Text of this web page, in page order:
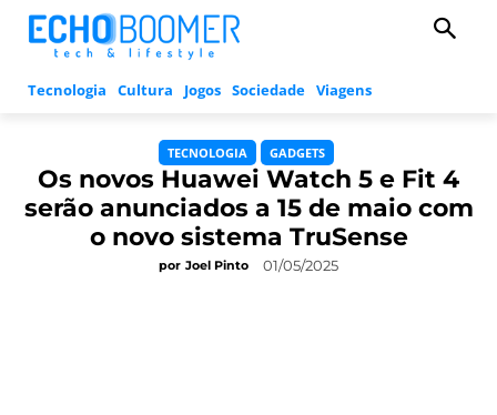
Tecnologia Cultura Jogos Sociedade Viagens
TECNOLOGIA GADGETS
Os novos Huawei Watch 5 e Fit 4
serão anunciados a 15 de maio com
o novo sistema TruSense
por Joel Pinto 01/05/2025